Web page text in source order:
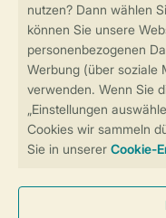
Sichere
Sicheres Bezahlen